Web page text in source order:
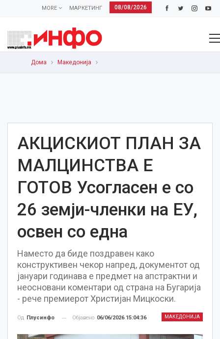
08/08/2026
МАРКЕТИНГ
MORE
Дома Македонија
АКЦИСКИОТ ПЛАН ЗА
МАЛЦИНСТВА Е
ГОТОВ Усогласен е со
26 земји-членки на ЕУ,
освен со една
Наместо да биде поздравен како
конструктивен чекор напред, документот од
јануари годинава е предмет на апстрактни и
неосновани коментари од страна на Бугарија
- рече премиерот Христијан Мицкоски.
МАКЕДОНИЈА
Од Плусинфо Објавено 06/06/2026 15:04:36